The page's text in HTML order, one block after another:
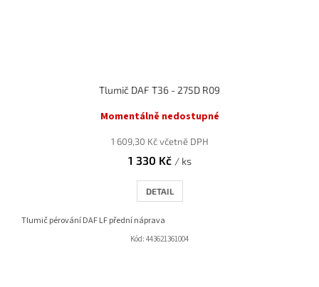
Tlumič DAF T36 - 275D R09
Momentálně nedostupné
1 609,30 Kč včetně DPH
1 330 Kč / ks
DETAIL
Tlumič pérování DAF LF přední náprava
Kód: 443621361004